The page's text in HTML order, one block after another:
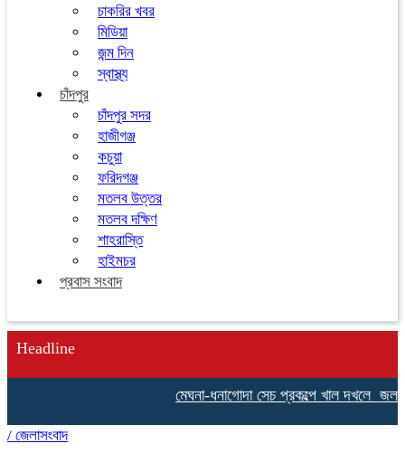
চাকরির খবর
মিডিয়া
জন্ম দিন
স্বাস্থ্য
চাঁদপুর
চাঁদপুর সদর
হাজীগঞ্জ
কচুয়া
ফরিদগঞ্জ
মতলব উত্তর
মতলব দক্ষিণ
শাহরাস্তি
হাইমচর
প্রবাস সংবাদ
Headline
মেঘনা-ধনাগোদা সেচ প্রকল্পে খাল দখলে
/ জেলাসংবাদ